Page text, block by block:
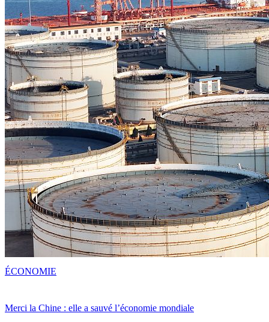
Merci la Chine : elle a sauvé l’économie mondiale
ÉCONOMIE